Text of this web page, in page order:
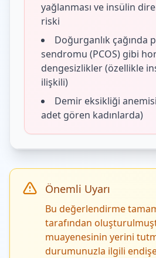
yağlanması ve insülin
riski
Doğurganlık çağında
sendromu (PCOS) gibi
dengesizlikler (özellikle
ilişkili)
Demir eksikliği
adet gören kadınlarda)
Önemli Uyarı
Bu değerlendirme
tarafından
muayenesinin yerini
durumunuzla ilgili